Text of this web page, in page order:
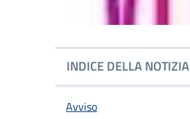
INDICE DELLA NOTIZIA
Avviso